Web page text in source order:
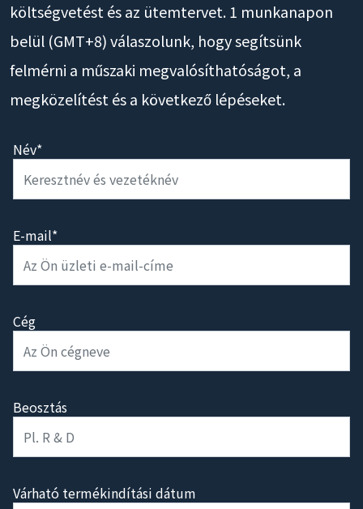
költségvetést és az ütemtervet. 1 munkanapon
belül (GMT+8) válaszolunk, hogy segítsünk
felmérni a műszaki megvalósíthatóságot, a
megközelítést és a következő lépéseket.
Név*
E-mail*
Cég
Beosztás
Várható termékindítási dátum